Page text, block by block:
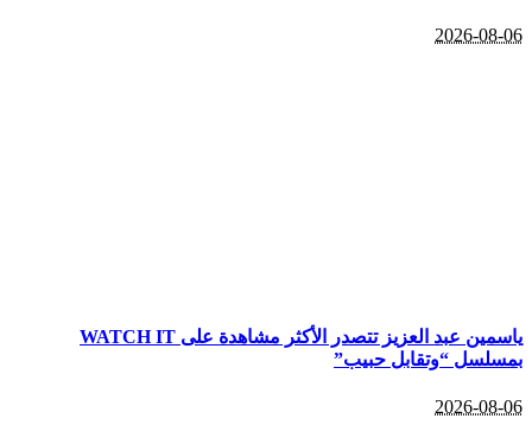
2026-08-06
ياسمين عبد العزيز تتصدر الأكثر مشاهدة على WATCH IT
بمسلسل “وتقابل حبيب”
2026-08-06